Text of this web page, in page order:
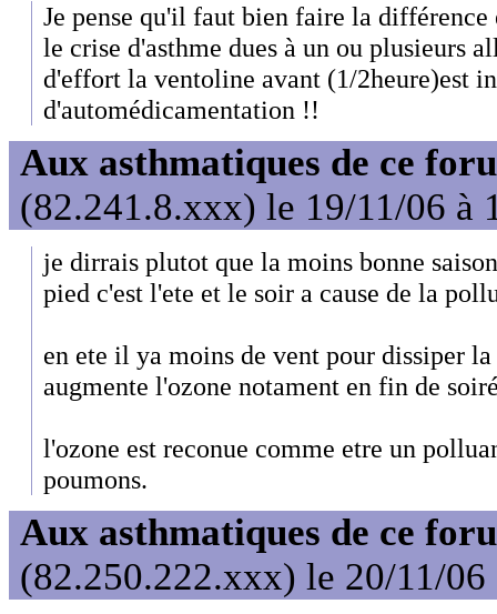
Je pense qu'il faut bien faire la
le crise d'asthme dues à un ou plusieurs
d'effort la ventoline avant (1/2heure)est
d'automédicamentation !!
Aux asthmatiques de ce
(82.241.8.xxx) le 19/11/06 à
je dirrais plutot que la moins bonne
pied c'est l'ete et le soir a cause de la
en ete il ya moins de vent pour dissiper
augmente l'ozone notament en fin de
l'ozone est reconue comme etre un
poumons.
Aux asthmatiques de ce
(82.250.222.xxx) le 20/11/06